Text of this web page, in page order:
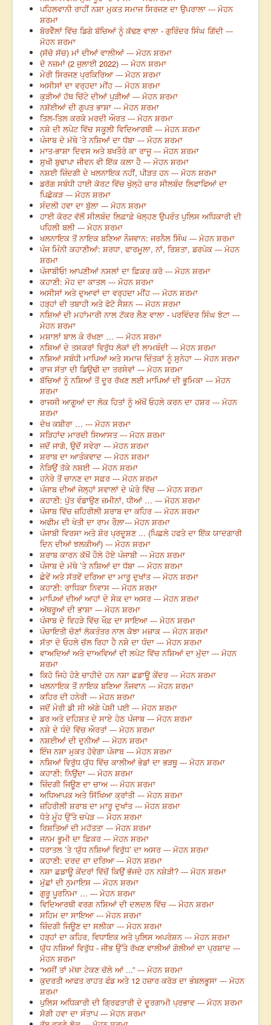
ਪਹਿਲਵਾਨੀ ਰਾਹੀਂ ਨਸ਼ਾ ਮੁਕਤ ਸਮਾਜ ਸਿਰਜਣ ਦਾ ਉਪਰਾਲਾ --- ਮੋਹਨ
ਸ਼ਰਮਾ
ਬੋਰਵੈੱਲਾਂ ਵਿੱਚ ਡਿਗੇ ਬੱਚਿਆਂ ਨੂੰ ਕੱਢਣ ਵਾਲਾ - ਗੁਰਿੰਦਰ ਸਿੰਘ ਗਿੱਦੀ ---
ਮੋਹਨ ਸ਼ਰਮਾ
(ਸੱਚੋ ਸੱਚ) ਮਾਂ ਦੀਆਂ ਵਾਲੀਆਂ --- ਮੋਹਨ ਸ਼ਰਮਾ
ਦੋ ਨਜ਼ਮਾਂ (2 ਜੁਲਾਈ 2022) --- ਮੋਹਨ ਸ਼ਰਮਾ
ਮੇਰੀ ਸਿਰਜਣ ਪ੍ਰਕਿਰਿਆ --- ਮੋਹਨ ਸ਼ਰਮਾ
ਅਸੀਸਾਂ ਦਾ ਵਰ੍ਹਦਾ ਮੀਂਹ --- ਮੋਹਨ ਸ਼ਰਮਾ
ਕੁੜੀਆਂ ਹੱਥ ਚਿੱਟੇ ਦੀਆਂ ਪੁੜੀਆਂ --- ਮੋਹਨ ਸ਼ਰਮਾ
ਨਸ਼ੱਈਆਂ ਦੀ ਗੁਪਤ ਭਾਸ਼ਾ --- ਮੋਹਨ ਸ਼ਰਮਾ
ਤਿਲ-ਤਿਲ ਕਰਕੇ ਮਰਦੀ ਔਰਤ --- ਮੋਹਨ ਸ਼ਰਮਾ
ਨਸ਼ੇ ਦੀ ਲਪੇਟ ਵਿੱਚ ਸਕੂਲੀ ਵਿਦਿਆਰਥੀ --- ਮੋਹਨ ਸ਼ਰਮਾ
ਪੰਜਾਬ ਦੇ ਮੱਥੇ ’ਤੇ ਨਸ਼ਿਆਂ ਦਾ ਧੱਬਾ --- ਮੋਹਨ ਸ਼ਰਮਾ
ਮਾਤ-ਭਾਸ਼ਾ ਦਿਵਸ ਅਤੇ ਬਖਤੌਰੇ ਕਾ ਰਾਜੂ --- ਮੋਹਨ ਸ਼ਰਮਾ
ਸੁਖੀ ਬੁਢਾਪਾ ਜੀਵਨ ਵੀ ਇੱਕ ਕਲਾ ਹੈ --- ਮੋਹਨ ਸ਼ਰਮਾ
ਨਸ਼ਈ ਜ਼ਿੰਦਗੀ ਦੇ ਖਲਨਾਇਕ ਨਹੀਂ, ਪੀੜਤ ਹਨ --- ਮੋਹਨ ਸ਼ਰਮਾ
ਡਰੱਗ ਸਬੰਧੀ ਹਾਈ ਕੋਰਟ ਵਿੱਚ ਖੁੱਲ੍ਹੇ ਚਾਰ ਸੀਲਬੰਦ ਲਿਫਾਫਿਆਂ ਦਾ
ਪਿਛੋਕੜ --- ਮੋਹਨ ਸ਼ਰਮਾ
ਸੰਦਲੀ ਹਵਾ ਦਾ ਬੁੱਲਾ --- ਮੋਹਨ ਸ਼ਰਮਾ
ਹਾਈ ਕੋਰਟ ਵੱਲੋਂ ਸੀਲਬੰਦ ਲਿਫ਼ਾਫ਼ੇ ਖੋਲ੍ਹਣ ਉਪਰੰਤ ਪੁਲਿਸ ਅਧਿਕਾਰੀ ਦੀ
ਪਹਿਲੀ ਬਲੀ --- ਮੋਹਨ ਸ਼ਰਮਾ
ਖਲਨਾਇਕ ਤੋਂ ਨਾਇਕ ਬਣਿਆ ਨੌਜਵਾਨ: ਜਰਨੈਲ ਸਿੰਘ --- ਮੋਹਨ ਸ਼ਰਮਾ
ਪੰਜ ਮਿੰਨੀ ਕਹਾਣੀਆਂ: ਸ਼ਰਧਾ, ਫਾਰਮੂਲਾ, ਨਾਂ, ਰਿਸ਼ਤਾ, ਡਰਪੋਕ --- ਮੋਹਨ
ਸ਼ਰਮਾ
ਪੰਜਾਬੀਓ! ਆਪਣੀਆਂ ਨਸਲਾਂ ਦਾ ਫ਼ਿਕਰ ਕਰੋ --- ਮੋਹਨ ਸ਼ਰਮਾ
ਕਹਾਣੀ: ਮੋਹ ਦਾ ਕਾਤਲ --- ਮੋਹਨ ਸ਼ਰਮਾ
ਅਸੀਸਾਂ ਅਤੇ ਦੁਆਵਾਂ ਦਾ ਵਰ੍ਹਦਾ ਮੀਂਹ --- ਮੋਹਨ ਸ਼ਰਮਾ
ਹੜ੍ਹਾਂ ਦੀ ਤਬਾਹੀ ਅਤੇ ਫੋਟੋ ਸੈਸ਼ਨ --- ਮੋਹਨ ਸ਼ਰਮਾ
ਨਸ਼ਿਆਂ ਦੀ ਮਹਾਂਮਾਰੀ ਨਾਲ ਟੱਕਰ ਲੈਣ ਵਾਲਾ - ਪਰਵਿੰਦਰ ਸਿੰਘ ਝੋਟਾ ---
ਮੋਹਨ ਸ਼ਰਮਾ
ਮਸ਼ਾਲਾਂ ਬਾਲ ਕੇ ਰੱਖਣਾ … --- ਮੋਹਨ ਸ਼ਰਮਾ
ਨਸ਼ਿਆਂ ਦੇ ਤਸਕਰਾਂ ਵਿਰੁੱਧ ਲੋਕਾਂ ਦੀ ਲਾਮਬੰਦੀ --- ਮੋਹਨ ਸ਼ਰਮਾ
ਨਸ਼ਿਆਂ ਸਬੰਧੀ ਮਾਪਿਆਂ ਅਤੇ ਸਮਾਜ ਚਿੰਤਕਾਂ ਨੂੰ ਸੁਨੇਹਾ --- ਮੋਹਨ ਸ਼ਰਮਾ
ਰਾਜ ਸੱਤਾ ਦੀ ਡਿਉਢੀ ਦਾ ਤਰਸੇਵਾਂ --- ਮੋਹਨ ਸ਼ਰਮਾ
ਬੱਚਿਆਂ ਨੂੰ ਨਸ਼ਿਆਂ ਤੋਂ ਦੂਰ ਰੱਖਣ ਲਈ ਮਾਪਿਆਂ ਦੀ ਭੂਮਿਕਾ --- ਮੋਹਨ
ਸ਼ਰਮਾ
ਰਾਜਸੀ ਆਗੂਆਂ ਦਾ ਲੋਕ ਹਿਤਾਂ ਨੂੰ ਅੱਖੋਂ ਓਹਲੇ ਕਰਨ ਦਾ ਹਸ਼ਰ --- ਮੋਹਨ
ਸ਼ਰਮਾ
ਦੇਖ ਕਬੀਰਾ … --- ਮੋਹਨ ਸ਼ਰਮਾ
ਸੜਿਹਾਂਦ ਮਾਰਦੀ ਸਿਆਸਤ --- ਮੋਹਨ ਸ਼ਰਮਾ
ਜਦੋਂ ਜਾਗੋ, ਉਦੋਂ ਸਵੇਰਾ --- ਮੋਹਨ ਸ਼ਰਮਾ
ਸ਼ਰਾਬ ਦਾ ਆਤੰਕਵਾਦ --- ਮੋਹਨ ਸ਼ਰਮਾ
ਨੇੜਿਉਂ ਤੱਕੇ ਨਸ਼ਈ --- ਮੋਹਨ ਸ਼ਰਮਾ
ਹਨੇਰੇ ਤੋਂ ਚਾਨਣ ਦਾ ਸਫ਼ਰ --- ਮੋਹਨ ਸ਼ਰਮਾ
ਪੰਜਾਬ ਦੀਆਂ ਜੇਲ੍ਹਾਂ ਸਵਾਲਾਂ ਦੇ ਘੇਰੇ ਵਿੱਚ --- ਮੋਹਨ ਸ਼ਰਮਾ
ਕਹਾਣੀ: ਪੁੱਤ ਵੰਡਾਉਣ ਜ਼ਮੀਨਾਂ, ਧੀਆਂ … --- ਮੋਹਨ ਸ਼ਰਮਾ
ਪੰਜਾਬ ਵਿੱਚ ਜ਼ਹਿਰੀਲੀ ਸ਼ਰਾਬ ਦਾ ਕਹਿਰ --- ਮੋਹਨ ਸ਼ਰਮਾ
ਅਫੀਮ ਦੀ ਖੇਤੀ ਦਾ ਰਾਮ ਰੌਲ਼ਾ--- ਮੋਹਨ ਸ਼ਰਮਾ
ਪੰਜਾਬੀ ਵਿਰਸਾ ਅਤੇ ਸ਼ੋਰ ਪ੍ਰਦੂਸ਼ਣ ... (ਪਿਛਲੇ ਹਫਤੇ ਦਾ ਇੱਕ ਯਾਦਗਾਰੀ
ਦਿਨ ਦੀਆਂ ਝਲਕੀਆਂ) --- ਮੋਹਨ ਸ਼ਰਮਾ
ਸ਼ਰਾਬ ਕਾਰਨ ਕੱਖੋਂ ਹੌਲੇ ਹੋਏ ਪੰਜਾਬੀ --- ਮੋਹਨ ਸ਼ਰਮਾ
ਪੰਜਾਬ ਦੇ ਮੱਥੇ ’ਤੇ ਨਸ਼ਿਆਂ ਦਾ ਧੱਬਾ --- ਮੋਹਨ ਸ਼ਰਮਾ
ਛੇਵੇਂ ਅਤੇ ਸੱਤਵੇਂ ਦਰਿਆ ਦਾ ਮਾਰੂ ਦੁਖਾਂਤ --- ਮੋਹਨ ਸ਼ਰਮਾ
ਕਹਾਣੀ: ਰਾਧਿਕਾ ਨਿਵਾਸ --- ਮੋਹਨ ਸ਼ਰਮਾ
ਮਾਪਿਆਂ ਦੀਆਂ ਆਹਾਂ ਦੇ ਸੇਕ ਦਾ ਅਸਰ --- ਮੋਹਨ ਸ਼ਰਮਾ
ਅੱਥਰੂਆਂ ਦੀ ਭਾਸ਼ਾ --- ਮੋਹਨ ਸ਼ਰਮਾ
ਪੰਜਾਬ ਦੇ ਵਿਹੜੇ ਵਿੱਚ ਖੌਫ਼ ਦਾ ਸਾਇਆ --- ਮੋਹਨ ਸ਼ਰਮਾ
ਪੰਚਾਇਤੀ ਚੋਣਾਂ ਲੋਕਤੰਤਰ ਨਾਲ ਕੋਝਾ ਮਜ਼ਾਕ --- ਮੋਹਨ ਸ਼ਰਮਾ
ਸੱਤਾ ਦੇ ਓਹਲੇ ਚੱਲ ਰਿਹਾ ਹੈ ਨਸ਼ੇ ਦਾ ਧੰਦਾ --- ਮੋਹਨ ਸ਼ਰਮਾ
ਵਾਅਦਿਆਂ ਅਤੇ ਦਾਅਵਿਆਂ ਦੀ ਲਪੇਟ ਵਿੱਚ ਨਸ਼ਿਆਂ ਦਾ ਮੁੱਦਾ --- ਮੋਹਨ
ਸ਼ਰਮਾ
ਕਿਹੋ ਜਿਹੇ ਹੋਣੇ ਚਾਹੀਦੇ ਹਨ ਨਸ਼ਾ ਛਡਾਊ ਕੇਂਦਰ --- ਮੋਹਨ ਸ਼ਰਮਾ
ਖਲਨਾਇਕ ਤੋਂ ਨਾਇਕ ਬਣਿਆ ਨੌਜਵਾਨ --- ਮੋਹਨ ਸ਼ਰਮਾ
ਕਹਿਰ ਦੀ ਹਨੇਰੀ --- ਮੋਹਨ ਸ਼ਰਮਾ
ਜਦੋਂ ਮੇਰੀ ਡੀ ਸੀ ਅੱਗੇ ਪੇਸ਼ੀ ਪਈ --- ਮੋਹਨ ਸ਼ਰਮਾ
ਡਰ ਅਤੇ ਦਹਿਸ਼ਤ ਦੇ ਸਾਏ ਹੇਠ ਪੰਜਾਬ --- ਮੋਹਨ ਸ਼ਰਮਾ
ਨਸ਼ੇ ਦੇ ਧੰਦੇ ਵਿੱਚ ਔਰਤਾਂ --- ਮੋਹਨ ਸ਼ਰਮਾ
ਨਸ਼ਈਆਂ ਦੀ ਦੁਨੀਆਂ --- ਮੋਹਨ ਸ਼ਰਮਾ
ਇੰਜ ਨਸ਼ਾ ਮੁਕਤ ਹੋਵੇਗਾ ਪੰਜਾਬ --- ਮੋਹਨ ਸ਼ਰਮਾ
ਨਸ਼ਿਆਂ ਵਿਰੁੱਧ ਯੁੱਧ ਵਿੱਚ ਕਾਲੀਆਂ ਭੇਡਾਂ ਦਾ ਭੜਥੂ --- ਮੋਹਨ ਸ਼ਰਮਾ
ਕਹਾਣੀ: ਨਿਉਂਦਾ --- ਮੋਹਨ ਸ਼ਰਮਾ
ਜ਼ਿੰਦਗੀ ਜਿਊਣ ਦਾ ਚਾਅ --- ਮੋਹਨ ਸ਼ਰਮਾ
ਅਧਿਆਪਕ ਅਤੇ ਸਿੱਖਿਆ ਕ੍ਰਾਂਤੀ --- ਮੋਹਨ ਸ਼ਰਮਾ
ਜ਼ਹਿਰੀਲੀ ਸ਼ਰਾਬ ਦਾ ਮਾਰੂ ਦੁਖਾਂਤ --- ਮੋਹਨ ਸ਼ਰਮਾ
ਧੋਤੇ ਮੂੰਹ ਉੱਤੇ ਚਪੇੜ --- ਮੋਹਨ ਸ਼ਰਮਾ
ਰਿਸ਼ਤਿਆਂ ਦੀ ਮਹੱਤਤਾ --- ਮੋਹਨ ਸ਼ਰਮਾ
ਜਨਮ ਭੂਮੀ ਦਾ ਫ਼ਿਕਰ --- ਮੋਹਨ ਸ਼ਰਮਾ
ਧਰਾਤਲ ’ਤੇ ‘ਯੁੱਧ ਨਸ਼ਿਆਂ ਵਿਰੁੱਧ’ ਦਾ ਅਸਰ --- ਮੋਹਨ ਸ਼ਰਮਾ
ਕਹਾਣੀ: ਦਰਦ ਦਾ ਦਰਿਆ --- ਮੋਹਨ ਸ਼ਰਮਾ
ਨਸ਼ਾ ਛਡਾਊ ਕੇਂਦਰਾਂ ਵਿੱਚੋਂ ਕਿਉਂ ਭੱਜਦੇ ਹਨ ਨਸ਼ੇੜੀ? --- ਮੋਹਨ ਸ਼ਰਮਾ
ਮੁੱਛਾਂ ਦੀ ਨੁਮਾਇਸ਼ --- ਮੋਹਨ ਸ਼ਰਮਾ
ਗੁਰੂ ਪੂਰਨਿਮਾ … --- ਮੋਹਨ ਸ਼ਰਮਾ
ਵਿਦਿਆਰਥੀ ਵਰਗ ਨਸ਼ਿਆਂ ਦੀ ਦਲਦਲ ਵਿੱਚ --- ਮੋਹਨ ਸ਼ਰਮਾ
ਸਹਿਮ ਦਾ ਸਾਇਆ --- ਮੋਹਨ ਸ਼ਰਮਾ
ਜ਼ਿੰਦਗੀ ਜਿਊਣ ਦਾ ਸਲੀਕਾ --- ਮੋਹਨ ਸ਼ਰਮਾ
ਹੜ੍ਹਾਂ ਦਾ ਕਹਿਰ, ਵਿਧਾਇਕ ਅਤੇ ਪੁਲਿਸ ਅਪਰੇਸ਼ਨ --- ਮੋਹਨ ਸ਼ਰਮਾ
ਯੁੱਧ ਨਸ਼ਿਆਂ ਵਿਰੁੱਧ - ਜੀਭ ਉੱਤੇ ਰੱਖਣ ਵਾਲੀਆਂ ਗੋਲੀਆਂ ਦਾ ਪ੍ਰਸ਼ਾਦ ---
ਮੋਹਨ ਸ਼ਰਮਾ
“ਅਸੀਂ ਤਾਂ ਮੱਥਾ ਟੇਕਣ ਚੱਲੇ ਆਂ ...” --- ਮੋਹਨ ਸ਼ਰਮਾ
ਕੁਦਰਤੀ ਆਫਤ ਰਾਹਤ ਫੰਡ ਅਤੇ 12 ਹਜ਼ਾਰ ਕਰੋੜ ਦਾ ਭੰਬਲਭੂਸਾ --- ਮੋਹਨ
ਸ਼ਰਮਾ
ਪੁਲਿਸ ਅਧਿਕਾਰੀ ਦੀ ਗ੍ਰਿਫਤਾਰੀ ਦੇ ਦੂਰਗਾਮੀ ਪ੍ਰਭਾਵ --- ਮੋਹਨ ਸ਼ਰਮਾ
ਸੋਗੀ ਹਵਾ ਦਾ ਸੰਤਾਪ --- ਮੋਹਨ ਸ਼ਰਮਾ